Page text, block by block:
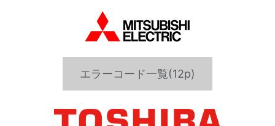
エラーコード一覧(12p)